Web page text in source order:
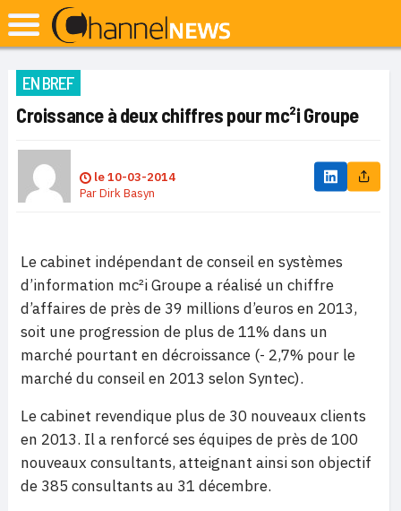
EN BREF
Croissance à deux chiffres pour mc²i Groupe
le10-03-2014
ParDirk Basyn
Le cabinet indépendant de conseil en systèmes
d’information mc²i Groupe a réalisé un chiffre
d’affaires de près de 39 millions d’euros en 2013,
soit une progression de plus de 11% dans un
marché pourtant en décroissance (- 2,7% pour le
marché du conseil en 2013 selon Syntec).
Le cabinet revendique plus de 30 nouveaux clients
en 2013. Il a renforcé ses équipes de près de 100
nouveaux consultants, atteignant ainsi son objectif
de 385 consultants au 31 décembre.